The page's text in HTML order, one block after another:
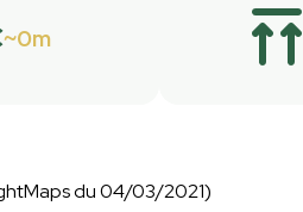
0m
du 04/03/2021)